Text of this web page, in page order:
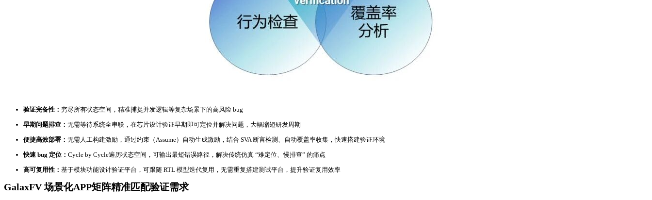
验证完备性： 穷尽所有状态空间，精准捕捉并发逻辑等复杂场景下的高风险 bug
早期问题排查： 无需等待系统全串联，在芯片设计验证早期即可定位并解决问题，大幅缩短研发周期
便捷高效部署： 无需人工构建激励，通过约束（Assume）自动生成激励，结合 SVA 断言检测、自动覆盖率收集，快速搭建验证环境
快速 bug 定位： Cycle by Cycle遍历状态空间，可输出最短错误路径，解决传统仿真 “难定位、慢排查” 的痛点
高可复用性： 基于模块功能设计验证平台，可跟随 RTL 模型迭代复用，无需重复搭建测试平台，提升验证复用效率
GalaxFV 场景化APP矩阵精准匹配验证需求